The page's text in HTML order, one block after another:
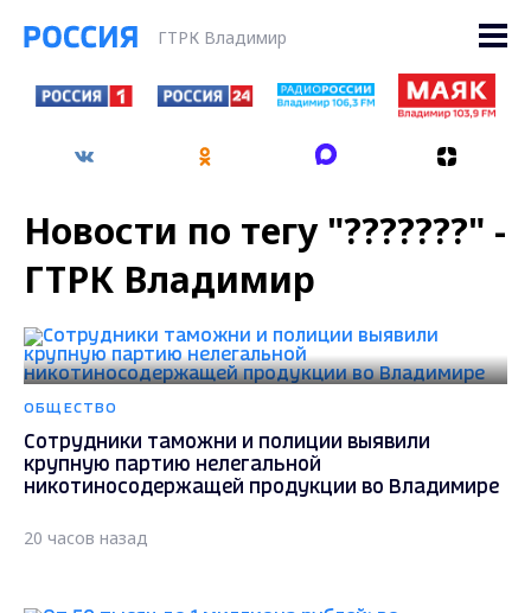
ГТРК Владимир
Новости по тегу "???????" -
ГТРК Владимир
ОБЩЕСТВО
Сотрудники таможни и полиции выявили
крупную партию нелегальной
никотиносодержащей продукции во Владимире
20 часов назад